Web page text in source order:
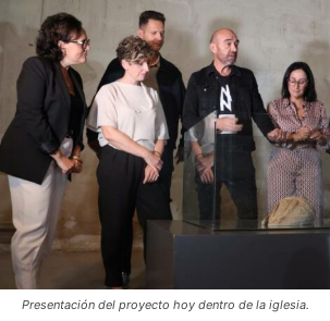
Presentación del proyecto hoy dentro de la iglesia.